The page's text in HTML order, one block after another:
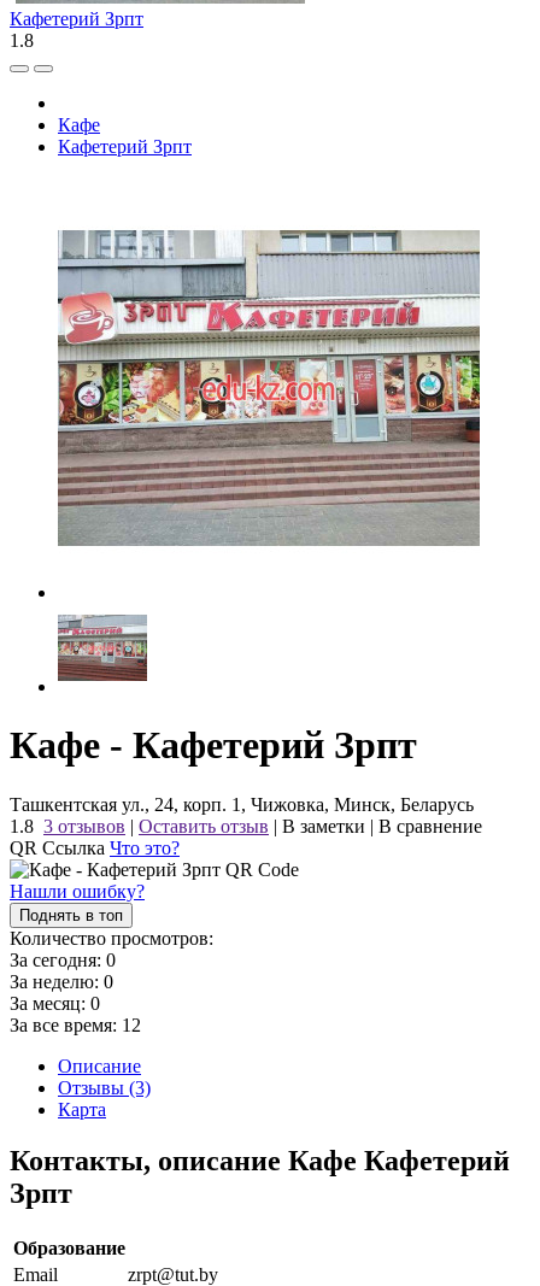
Кафетерий Зрпт
1.8
Кафе
Кафетерий Зрпт
Кафе - Кафетерий Зрпт
Ташкентская ул., 24, корп. 1, Чижовка, Минск, Беларусь
1.8 3 отзывов | Оставить отзыв | В заметки | В сравнение
QR Ссылка Что это?
Нашли ошибку?
Поднять в топ
Количество просмотров:
За сегодня: 0
За неделю: 0
За месяц: 0
За все время: 12
Описание
Отзывы (3)
Карта
Контакты, описание Кафе Кафетерий
Зрпт
Образование
Email
zrpt@tut.by